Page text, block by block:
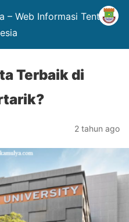
– Web Informasi Tentang
Terbaik di
2 tahun ago